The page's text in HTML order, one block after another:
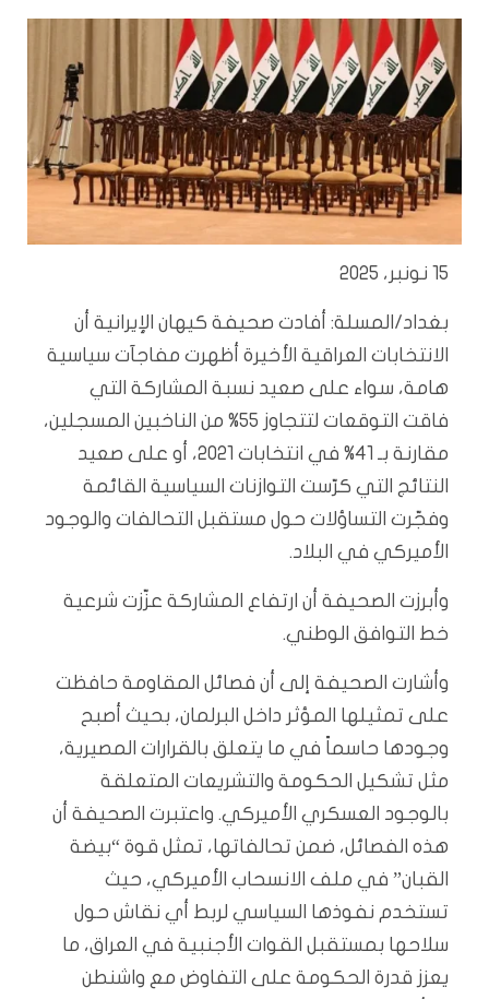
15 نونبر، 2025
بغداد/المسلة: أفادت صحيفة كيهان الإيرانية أن
الانتخابات العراقية الأخيرة أظهرت مفاجآت سياسية
هامة، سواء على صعيد نسبة المشاركة التي
فاقت التوقعات لتتجاوز 55% من الناخبين المسجلين،
مقارنة بـ 41% في انتخابات 2021، أو على صعيد
النتائج التي كرّست التوازنات السياسية القائمة
وفجّرت التساؤلات حول مستقبل التحالفات والوجود
الأميركي في البلاد.
وأبرزت الصحيفة أن ارتفاع المشاركة عزّزت شرعية
خط التوافق الوطني.
وأشارت الصحيفة إلى أن فصائل المقاومة حافظت
على تمثيلها المؤثر داخل البرلمان، بحيث أصبح
وجودها حاسماً في ما يتعلق بالقرارات المصيرية،
مثل تشكيل الحكومة والتشريعات المتعلقة
بالوجود العسكري الأميركي. واعتبرت الصحيفة أن
هذه الفصائل، ضمن تحالفاتها، تمثل قوة “بيضة
القبان” في ملف الانسحاب الأميركي، حيث
تستخدم نفوذها السياسي لربط أي نقاش حول
سلاحها بمستقبل القوات الأجنبية في العراق، ما
يعزز قدرة الحكومة على التفاوض مع واشنطن